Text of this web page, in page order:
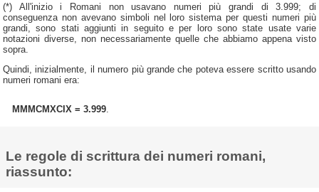
(*) All'inizio i Romani non usavano numeri più grandi di 3.999; di
conseguenza non avevano simboli nel loro sistema per questi numeri più
grandi, sono stati aggiunti in seguito e per loro sono state usate varie
notazioni diverse, non necessariamente quelle che abbiamo appena visto
sopra.
Quindi, inizialmente, il numero più grande che poteva essere scritto usando
numeri romani era:
MMMCMXCIX = 3.999
Le regole di scrittura dei numeri romani,
riassunto: